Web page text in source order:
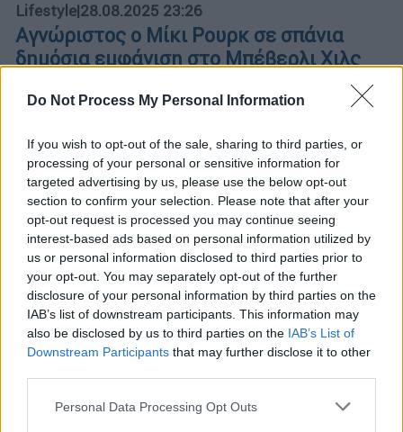
Do Not Process My Personal Information
If you wish to opt-out of the sale, sharing to third parties, or
processing of your personal or sensitive information for
targeted advertising by us, please use the below opt-out
section to confirm your selection. Please note that after your
opt-out request is processed you may continue seeing
interest-based ads based on personal information utilized by
us or personal information disclosed to third parties prior to
your opt-out. You may separately opt-out of the further
disclosure of your personal information by third parties on the
IAB’s list of downstream participants. This information may
also be disclosed by us to third parties on the IAB’s List of
Downstream Participants that may further disclose it to other
Please note that this website/app uses one or more Google
Personal Data Processing Opt Outs
Lifestyle|28.08.2025 23:26
Αγνώριστος ο Μίκι Ρουρκ σε σπάνια
δημόσια εμφάνιση στο Μπέβερλι Χιλς
Ο ηθοποιός έχει απασχολήσει πολλές φορές
με τη ζωή του και τη συμπεριφορά του